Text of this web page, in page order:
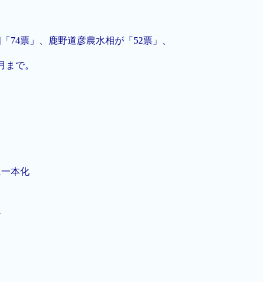
74票」、鹿野道彦農水相が「52票」、
で。
本化